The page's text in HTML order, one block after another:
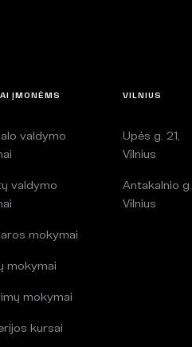
ĮMONĖMS
valdymo
valdymo
mokymai
mokymai
mokymai
kursai
VILNIUS
Upės g. 21,
Vilnius
Antakalnio g.
Vilnius